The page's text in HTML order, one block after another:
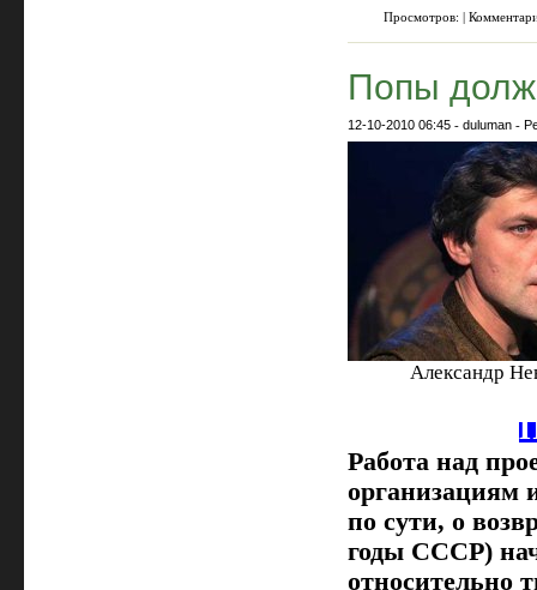
Просмотров: |
Попы
12-10-2010 06:45 -duluman -
Александр
Работа над
организациям
по сути, о
годы СССР)
относительно